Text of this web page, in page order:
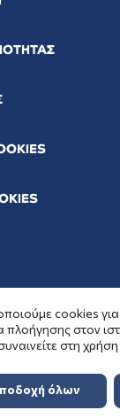
ή να
cookies
πλοήγησης στον
στη
όλων